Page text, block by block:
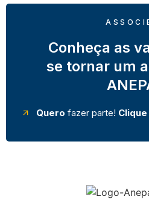
Conheça as
se tornar um
Quero fazer parte!